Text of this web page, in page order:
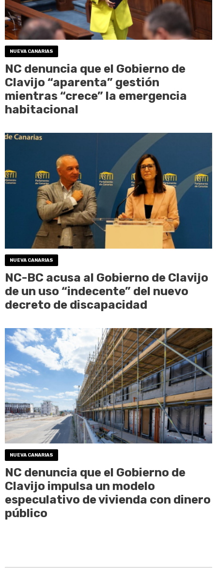
NUEVA CANARIAS
NC denuncia que el Gobierno de
Clavijo “aparenta” gestión
mientras “crece” la emergencia
habitacional
NUEVA CANARIAS
NC-BC acusa al Gobierno de Clavijo
de un uso “indecente” del nuevo
decreto de discapacidad
NUEVA CANARIAS
NC denuncia que el Gobierno de
Clavijo impulsa un modelo
especulativo de vivienda con dinero
público